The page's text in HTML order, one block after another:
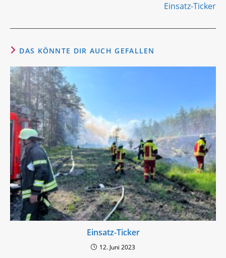
Einsatz-Ticker
DAS KÖNNTE DIR AUCH GEFALLEN
Einsatz-Ticker
12. Juni 2023